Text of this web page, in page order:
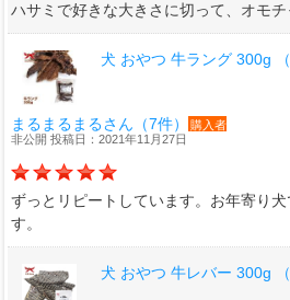
ハサミで好きな大きさに切って、オモチ
犬 おやつ 牛ラング 300g （
まるまるまるさん（7件）
購入者
非公開 投稿日：2021年11月27日
ずっとリピートしています。お年寄り
す。
犬 おやつ 牛レバー 300g （